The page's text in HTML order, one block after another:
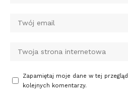
Zapamiętaj moje dane w tej
kolejnych komentarzy.